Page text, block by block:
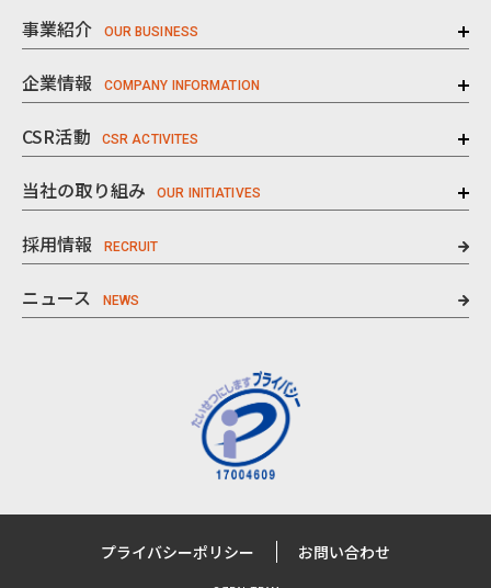
事業紹介
企業情報
CSR活動
当社の取り組み
採用情報
ニュース
プライバシーポリシー お問い合わせ